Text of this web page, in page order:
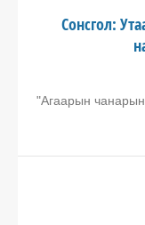
Сонсгол:
"Агаарын